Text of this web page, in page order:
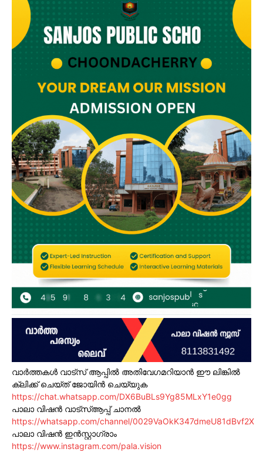
വാർത്തകൾ വാട്സ് ആപ്പിൽ അതിവേഗമറിയാൻ ഈ ലിങ്കിൽ
ക്ലിക്ക് ചെയ്ത് ജോയിൻ ചെയ്യുക
https://chat.whatsapp.com/DX6BuBLs9Yg85MLxY1e0gg
പാലാ വിഷൻ വാട്സ്ആപ്പ് ചാനൽ
https://whatsapp.com/channel/0029VaOkK347dmeU81dBvf2X
പാലാ വിഷൻ ഇൻസ്റ്റാഗ്രാം
https://www.instagram.com/pala.vision